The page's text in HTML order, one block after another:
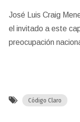
José Luis Craig
el invitado a este
preocupación
Código Claro